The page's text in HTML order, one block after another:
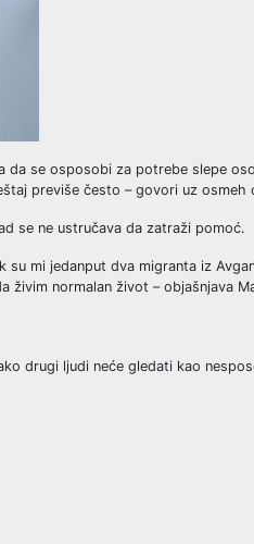
se osposobi za potrebe slepe
previše često – govori uz osmeh
se ne ustručava da zatraži pomoć.
mi jedanput dva migranta iz
živim normalan život – objašnjava
drugi ljudi neće gledati kao